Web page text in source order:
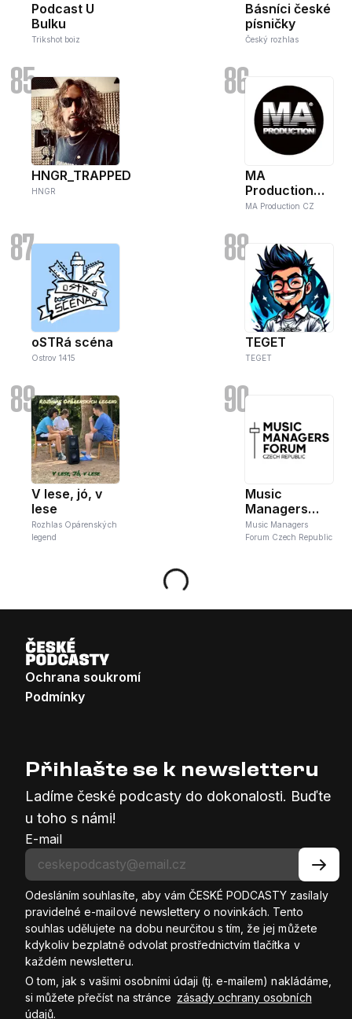
Podcast U
Bulku
Trikshot boiz
Básníci české
písničky
Český rozhlas
85
HNGR_TRAPPED
HNGR
86
MA
Production
CZ
MA Production CZ
87
oSTRá scéna
Ostrov 1415
88
TEGET
TEGET
89
V lese, jó, v
lese
Rozhlas Opárenských
legend
90
Music
Managers
Forum Czech
Republic
Music Managers
Forum Czech Republic
Ochrana soukromí
Podmínky
Přihlašte se k newsletteru
Ladíme české podcasty do dokonalosti. Buďte
u toho s námi!
E-mail
Odesláním souhlasíte, aby vám ČESKÉ PODCASTY zasílaly
pravidelné e-mailové newslettery o novinkách. Tento
souhlas udělujete na dobu neurčitou s tím, že jej můžete
kdykoliv bezplatně odvolat prostřednictvím tlačítka v
každém newsletteru.
O tom, jak s vašimi osobními údaji (tj. e-mailem) nakládáme,
si můžete přečíst na stránce zásady ochrany osobních
údajů.